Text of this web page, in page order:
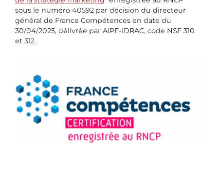
sous le numéro 40592 par décision du directeur
général de France Compétences en date du
30/04/2025, délivrée par AIPF-IDRAC, code NSF 310
et 312.